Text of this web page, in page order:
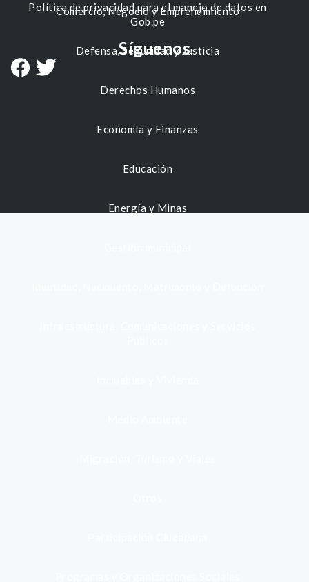
Comercio, Negocio y Emprendimiento
Defensa, Seguridad y Justicia
Derechos Humanos
Economía y Finanzas
Educación
Energía y Minas
Política de privacidad para el manejo de datos en
Gob.pe
Síguenos